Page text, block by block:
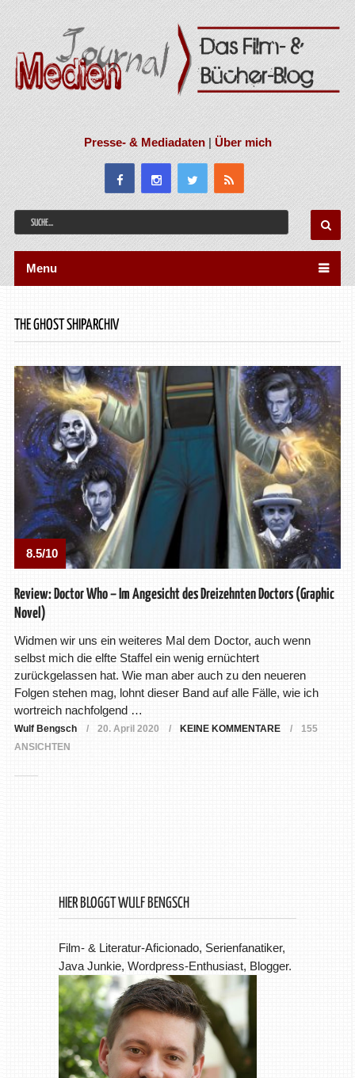
Presse- & Mediadaten|Über mich
Menu
THE GHOST SHIPARCHIV
8.5/10
Review: Doctor Who – Im Angesicht des Dreizehnten Doctors (Graphic
Novel)
Widmen wir uns ein weiteres Mal dem Doctor, auch wenn
selbst mich die elfte Staffel ein wenig ernüchtert
zurückgelassen hat. Wie man aber auch zu den neueren
Folgen stehen mag, lohnt dieser Band auf alle Fälle, wie ich
wortreich nachfolgend …
Wulf Bengsch 20. April 2020 KEINE KOMMENTARE
155
ANSICHTEN
HIER BLOGGT WULF BENGSCH
Film- & Literatur-Aficionado, Serienfanatiker,
Java Junkie, Wordpress-Enthusiast, Blogger.